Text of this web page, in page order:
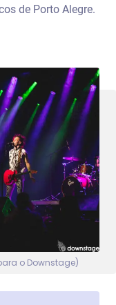
de Porto Alegre.
o Downstage)